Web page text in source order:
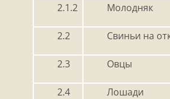
2.1.2 Молодняк
2.2 Свиньи на
2.3 Овцы
2.4 Лошади